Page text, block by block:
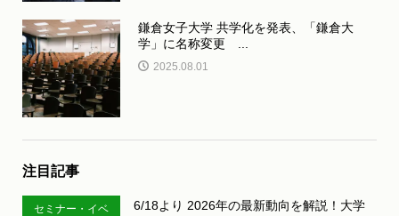
鎌倉女子大学 共学化を発表、「鎌倉大
学」に名称変更 ...
2025.08.01
注目記事
セミナー・イベ
6/18より 2026年の最新動向を解説！大学